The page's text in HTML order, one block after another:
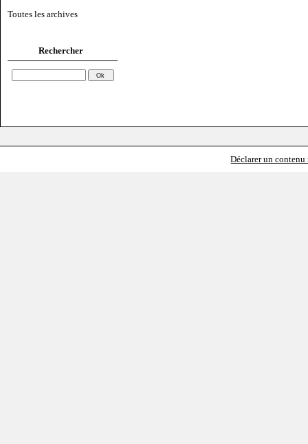
Toutes les archives
Rechercher
Déclarer un